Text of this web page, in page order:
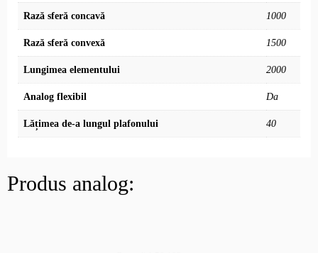
Rază sferă concavă 1000
Rază sferă convexă 1500
Lungimea elementului 2000
Analog flexibil Da
Lățimea de-a lungul plafonului 40
Produs analog: